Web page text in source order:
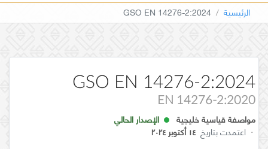
الرئيسية GSO EN 14276-2:2024
GSO EN 14276-2:2024
EN 14276-2:2020
مواصفة قياسية خليجية
الإصدار الحالي
· اعتمدت بتاريخ ١٤ أكتوبر ٢٠٢٤